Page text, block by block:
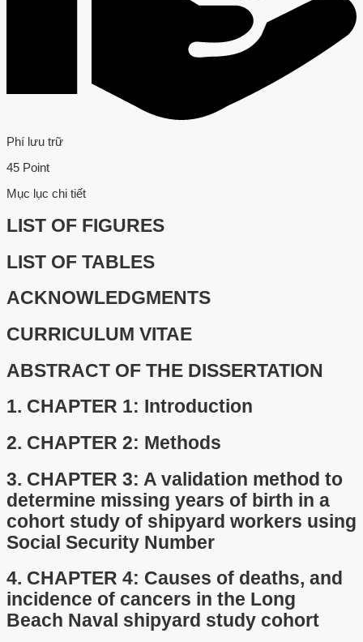
Phí lưu trữ
45 Point
Mục lục chi tiết
LIST OF FIGURES
LIST OF TABLES
ACKNOWLEDGMENTS
CURRICULUM VITAE
ABSTRACT OF THE DISSERTATION
1. CHAPTER 1: Introduction
2. CHAPTER 2: Methods
3. CHAPTER 3: A validation method to
determine missing years of birth in a
cohort study of shipyard workers using
Social Security Number
4. CHAPTER 4: Causes of deaths, and
incidence of cancers in the Long
Beach Naval shipyard study cohort